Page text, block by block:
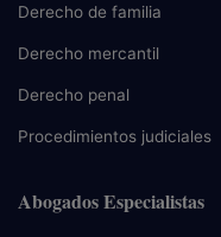
Derecho de familia
Derecho mercantil
Derecho penal
Procedimientos judiciales
Abogados Especialistas